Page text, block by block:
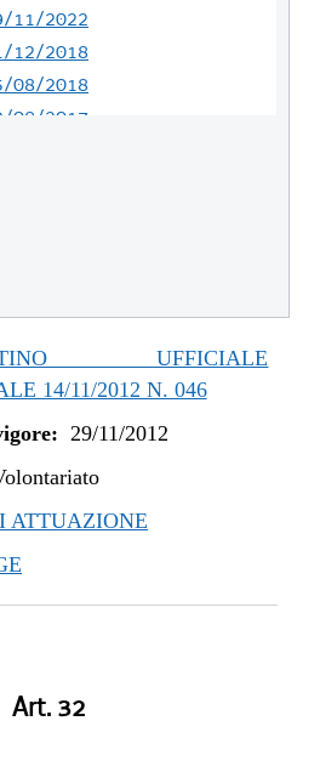
11/2022
12/2018
08/2018
08/2017
2017
2016
2015
2015
08/2014
2013
01/2013
UFFICIALE
14/11/2012 N. 046
29/11/2012
ATTUAZIONE
Art. 32